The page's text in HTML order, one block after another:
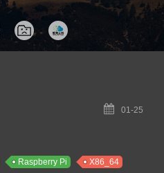
01-25
Raspberry Pi
X86_64